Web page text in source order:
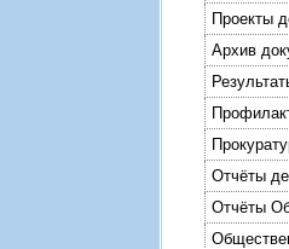
Проекты
Архив
Отчёты
Отчёты